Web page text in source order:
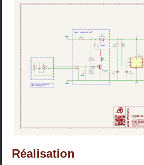
Réalisation